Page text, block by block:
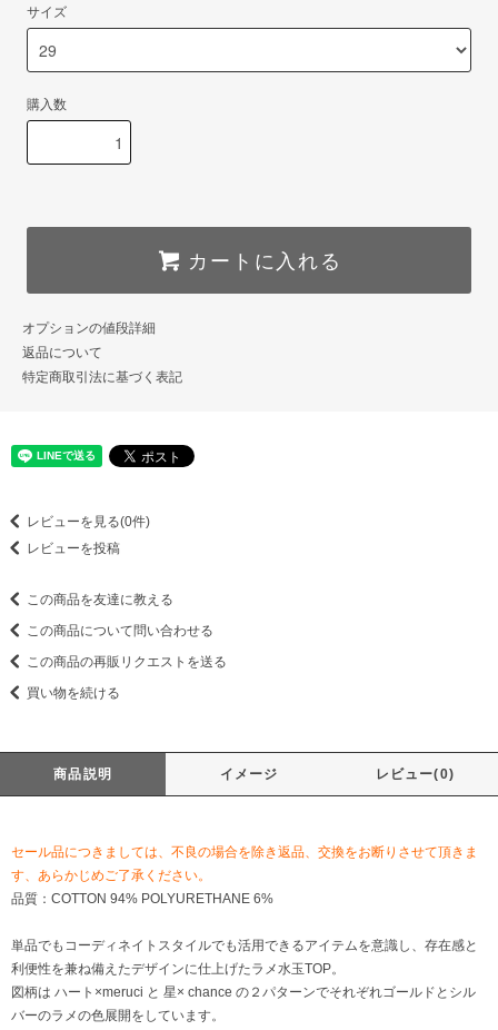
サイズ
購入数
カートに入れる
オプションの値段詳細
返品について
特定商取引法に基づく表記
レビューを見る(0件)
レビューを投稿
この商品を友達に教える
この商品について問い合わせる
この商品の再販リクエストを送る
買い物を続ける
商品説明 イメージ レビュー(0)
セール品につきましては、不良の場合を除き返品、交換をお断りさせて頂きま
す、あらかじめご了承ください。
品質：COTTON 94% POLYURETHANE 6%
単品でもコーディネイトスタイルでも活用できるアイテムを意識し、存在感と
利便性を兼ね備えたデザインに仕上げたラメ水玉TOP。
図柄は ハート×meruci と 星× chance の２パターンでそれぞれゴールドとシル
バーのラメの色展開をしています。